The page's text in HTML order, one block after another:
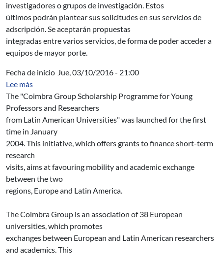
investigadores o grupos de investigación. Estos
últimos podrán plantear sus solicitudes en sus servicios de
adscripción. Se aceptarán propuestas
integradas entre varios servicios, de forma de poder acceder a
equipos de mayor porte.
Fecha de inicio Jue, 03/10/2016 - 21:00
Lee mássobre Coimbra Group Scholarship Programme for
The "Coimbra Group Scholarship Programme for Young
Professors and Researchers
from Latin American Universities" was launched for the first
time in January
2004. This initiative, which offers grants to finance short-term
research
visits, aims at favouring mobility and academic exchange
between the two
regions, Europe and Latin America.
The Coimbra Group is an association of 38 European
universities, which promotes
exchanges between European and Latin American researchers
and academics. This